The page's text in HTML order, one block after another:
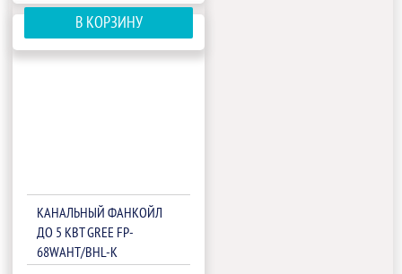
В КОРЗИНУ
КАНАЛЬНЫЙ ФАНКОЙЛ
ДО 5 КВТ GREE FP-
68WAHT/BHL-K